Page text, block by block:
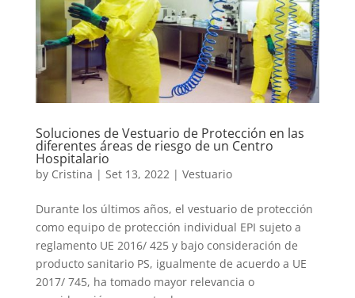
Soluciones de Vestuario de Protección en las
diferentes áreas de riesgo de un Centro
Hospitalario
by Cristina | Set 13, 2022| Vestuario
Durante los últimos años, el vestuario de protección
como equipo de protección individual EPI sujeto a
reglamento UE 2016/ 425 y bajo consideración de
producto sanitario PS, igualmente de acuerdo a UE
2017/ 745, ha tomado mayor relevancia o